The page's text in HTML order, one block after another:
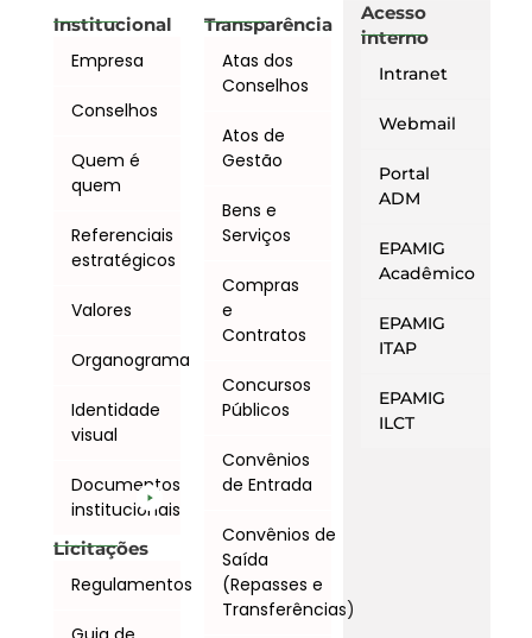
Institucional
Empresa
Conselhos
Quem é
quem
Referenciais
estratégicos
Valores
Organograma
Identidade
visual
Documentos
institucionais
Licitações
Regulamentos
Transparência
Atas dos
Conselhos
Atos de
Gestão
Bens e
Serviços
Compras
e
Contratos
Concursos
Públicos
Convênios
de Entrada
Convênios de
Saída
(Repasses e
Transferências)
Acesso
interno
Intranet
Webmail
Portal
ADM
EPAMIG
Acadêmico
EPAMIG
ITAP
EPAMIG
ILCT